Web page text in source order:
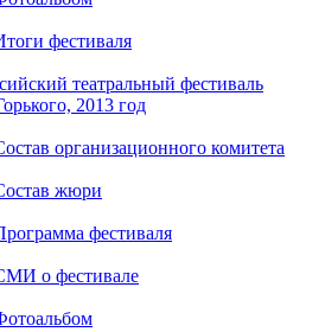
фестиваля
театральный фестиваль
2013 год
организационного комитета
жюри
фестиваля
о фестивале